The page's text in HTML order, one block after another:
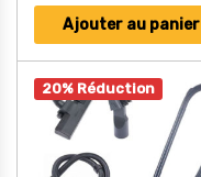
Ajouter au panier
20% Réduction